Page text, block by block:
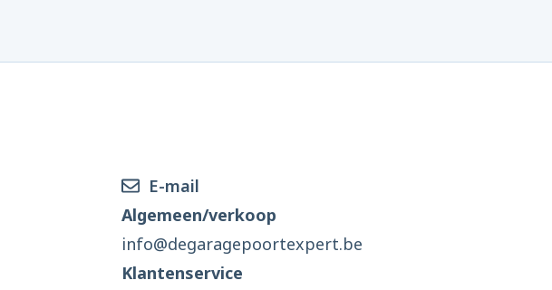
E-mail
Algemeen/verkoop
info@degaragepoortexpert.be
Klantenservice